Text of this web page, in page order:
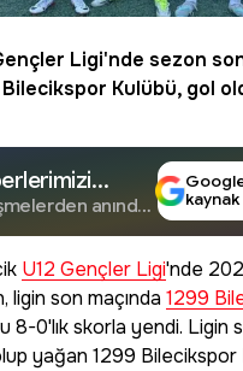
Ligi'nde sezon
Kulübü, gol
Takip
anında
U12 Gençler Ligi'nde
ligin son maçında 1299
8-0'lık skorla yendi. Ligin
yağan 1299